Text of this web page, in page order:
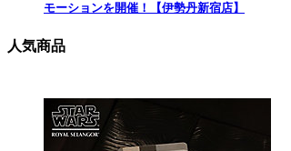
モーションを開催！【伊勢丹新宿店】
人気商品